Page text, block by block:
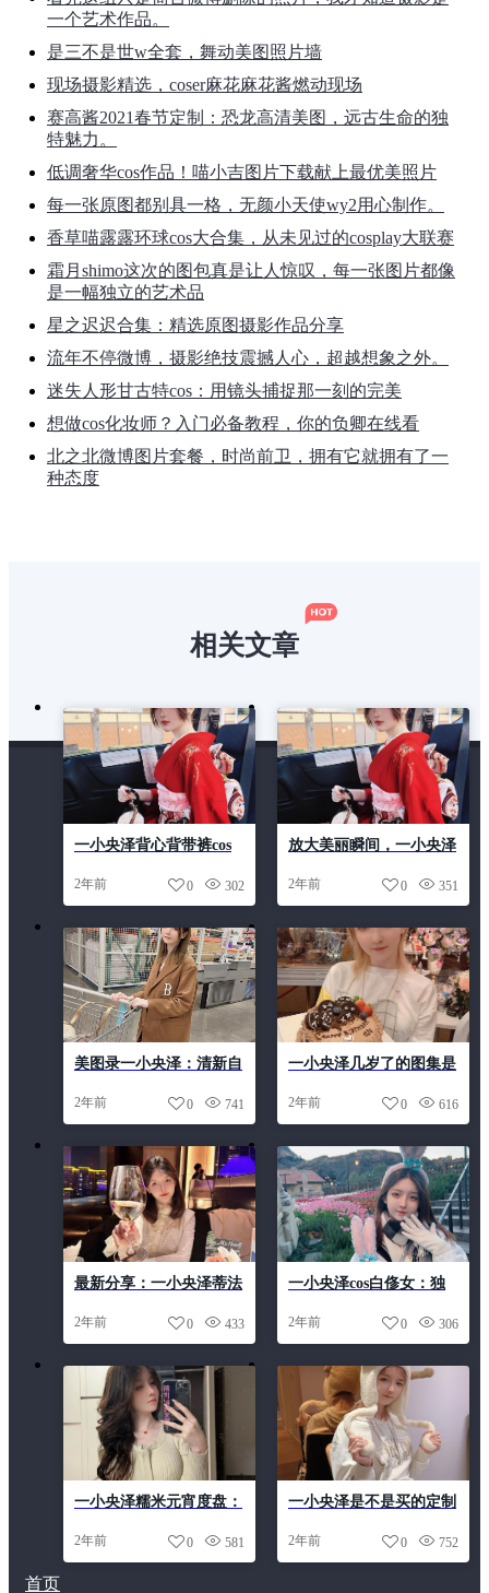
一个艺术作品。
是三不是世w全套，舞动美图照片墙
现场摄影精选，coser麻花麻花酱燃动现场
赛高酱2021春节定制：恐龙高清美图，远古生命的独
特魅力。
低调奢华cos作品！喵小吉图片下载献上最优美照片
每一张原图都别具一格，无颜小天使wy2用心制作。
香草喵露露环球cos大合集，从未见过的cosplay大联赛
霜月shimo这次的图包真是让人惊叹，每一张图片都像
是一幅独立的艺术品
星之迟迟合集：精选原图摄影作品分享
流年不停微博，摄影绝技震撼人心，超越想象之外。
迷失人形甘古特cos：用镜头捕捉那一刻的完美
想做cos化妆师？入门必备教程，你的负卿在线看
北之北微博图片套餐，时尚前卫，拥有它就拥有了一
种态度
相关文章
一小央泽背心背带裤cos
2年前 302
0
放大美丽瞬间，一小央泽
布
2年前 351
0
美图录一小央泽：清新自
城市喧嚣
2年前 741
0
一小央泽几岁了的图集是
让你惊叹
2年前 616
0
最新分享：一小央泽蒂法
2年前 433
0
一小央泽cos白俢女：独
分享的美好回忆
2年前 306
0
一小央泽糯米元宵度盘：
2年前 581
0
一小央泽是不是买的定制
2年前 752
0
首页